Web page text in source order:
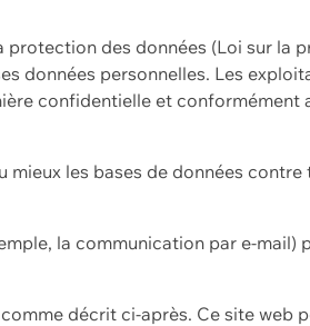
des données (Loi sur la
données personnelles. Les
confidentielle et
les bases de données
la communication par e-
décrit ci-après. Ce site web